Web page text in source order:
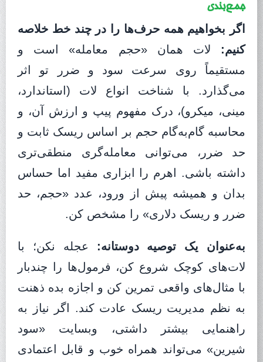
جمع‌بندی
اگر بخواهیم همه حرف‌ها را در چند خط خلاصه
کنیم: لات همان «حجم معامله» است و
مستقیماً روی سرعت سود و ضرر تو اثر
می‌گذارد. با شناخت انواع لات (استاندارد،
مینی، میکرو)، درک مفهوم پیپ و ارزش آن، و
محاسبه گام‌به‌گام حجم بر اساس ریسک ثابت و
حد ضرر، می‌توانی معامله‌گری منطقی‌تری
داشته باشی. اهرم را ابزاری مفید اما حساس
بدان و همیشه پیش از ورود، عدد «حجم، حد
ضرر و ریسک دلاری» را مشخص کن.
به‌عنوان یک توصیه دوستانه:
عجله نکن؛ با
لات‌های کوچک شروع کن، فرمول‌ها را چندبار
با مثال‌های واقعی تمرین کن و اجازه بده ذهنت
به نظم مدیریت ریسک عادت کند. اگر نیاز به
راهنمایی بیشتر داشتی، وبسایت «سود
شیرین» می‌تواند همراه خوب و قابل اعتمادی